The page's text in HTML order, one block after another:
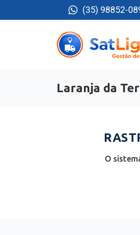
(35) 98852-
Laranja da
O